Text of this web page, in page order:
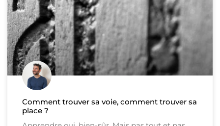
Comment trouver sa voie, comment trouver sa
place ?